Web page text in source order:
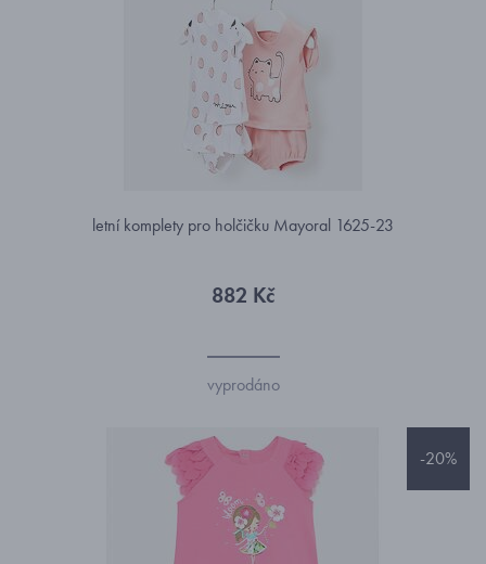
letní komplety pro holčičku Mayoral 1625-23
882 Kč
vyprodáno
-20%